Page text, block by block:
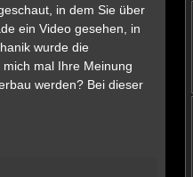
in dem Sie über
ein Video gesehen, in
wurde die
mal Ihre Meinung
werden? Bei dieser